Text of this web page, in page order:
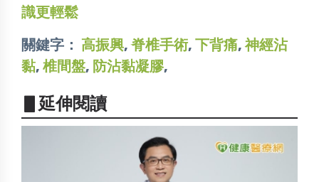
識更輕鬆
關鍵字： 高振興,脊椎手術, 下背痛,神經沾
黏, 椎間盤, 防沾黏凝膠,
▋延伸閱讀